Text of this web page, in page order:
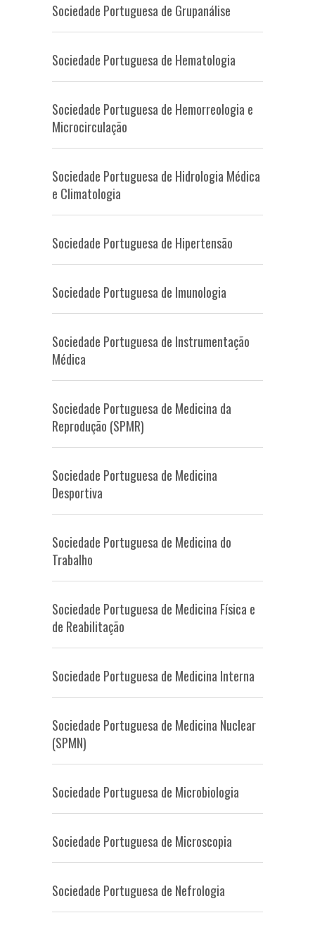
Sociedade Portuguesa de Grupanálise
Sociedade Portuguesa de Hematologia
Sociedade Portuguesa de Hemorreologia e
Microcirculação
Sociedade Portuguesa de Hidrologia Médica
e Climatologia
Sociedade Portuguesa de Hipertensão
Sociedade Portuguesa de Imunologia
Sociedade Portuguesa de Instrumentação
Médica
Sociedade Portuguesa de Medicina da
Reprodução (SPMR)
Sociedade Portuguesa de Medicina
Desportiva
Sociedade Portuguesa de Medicina do
Trabalho
Sociedade Portuguesa de Medicina Física e
de Reabilitação
Sociedade Portuguesa de Medicina Interna
Sociedade Portuguesa de Medicina Nuclear
(SPMN)
Sociedade Portuguesa de Microbiologia
Sociedade Portuguesa de Microscopia
Sociedade Portuguesa de Nefrologia